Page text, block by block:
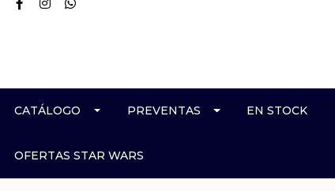
CATÁLOGO PREVENTAS EN STOCK
OFERTAS STAR WARS